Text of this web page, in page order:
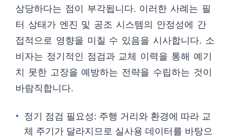
상당하다는 점이 부각됩니다. 이러한 사례는 필
터 상태가 엔진 및 공조 시스템의 안정성에 간
접적으로 영향을 미칠 수 있음을 시사합니다. 소
비자는 정기적인 점검과 교체 이력을 통해 예기
치 못한 고장을 예방하는 전략을 수립하는 것이
바람직합니다.
정기 점검 필요성: 주행 거리와 환경에 따라 교
체 주기가 달라지므로 실사용 데이터를 바탕으